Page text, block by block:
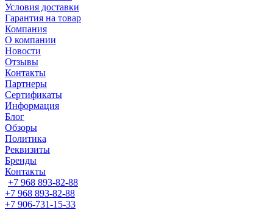
Условия доставки
Гарантия на товар
Компания
О компании
Новости
Отзывы
Контакты
Партнеры
Сертификаты
Информация
Блог
Обзоры
Политика
Реквизиты
Бренды
Контакты
+7 968 893-82-88
+7 968 893-82-88
+7 906-731-15-33